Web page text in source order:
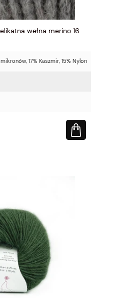
wełna merino 16
17% Kaszmir, 15% Nylon